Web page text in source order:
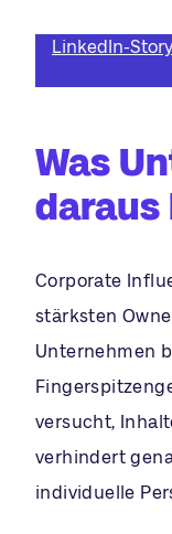
LinkedIn-
Was
daraus
Corporate
stärksten
Unternehmen
versucht,
verhindert
individuelle